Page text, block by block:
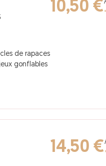
de rapaces
gonflables
10,50 €
14,50 €